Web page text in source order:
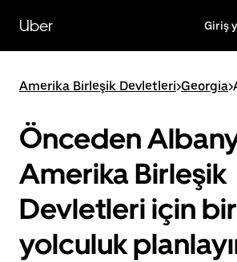
içeriğe
gidinUber Giriş
Amerika Birleşik Devletleri>Georgia>
Önceden
Amerika Birleşik
Devletleri için bir
yolculuk